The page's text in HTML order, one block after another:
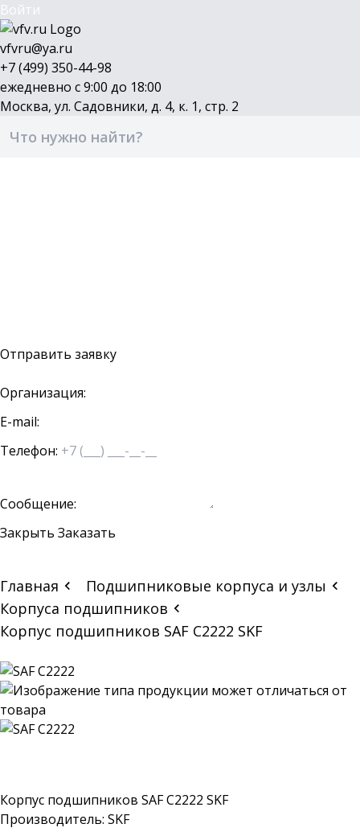
Войти
vfvru@ya.ru
+7 (499) 350-44-98
ежедневно с 9:00 до 18:00
Москва, ул. Садовники, д. 4, к. 1, стр. 2
Отправить заявку
Организация:
E-mail:
Телефон:
Сообщение:
Закрыть Заказать
Главная
Подшипниковые корпуса и узлы
Корпуса подшипников
Корпус подшипников SAF C2222 SKF
Корпус подшипников SAF C2222 SKF
Производитель: SKF